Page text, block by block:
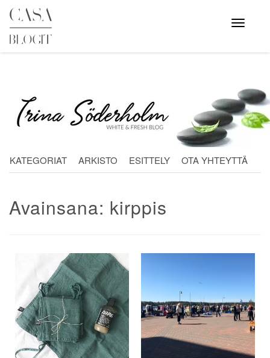
Skip
content
Avaa
valikko
KATEGORIAT ARKISTO ESITTELY OTA YHTEYTTÄ
Avainsana: kirppis
Artikkelien
selaus